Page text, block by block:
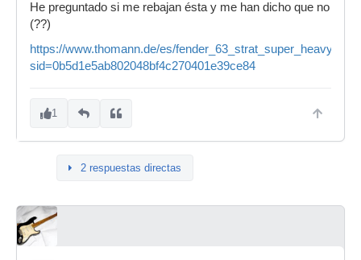
He preguntado si me rebajan ésta y me han dicho que no
(??)
https://www.thomann.de/es/
sid=0b5d1e5ab802048bf4c270401e39ce84
1
2 respuestas directas